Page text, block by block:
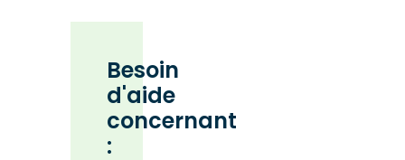
Besoin
d'aide
concernant
: